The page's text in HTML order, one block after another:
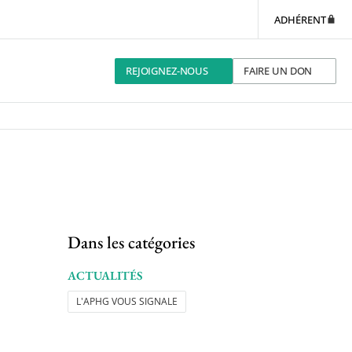
ADHÉRENT
REJOIGNEZ-NOUS FAIRE UN DON
Dans les catégories
ACTUALITÉS
L'APHG VOUS SIGNALE